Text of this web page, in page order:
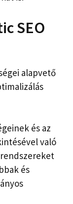
SEO
alapvető
és az
való
és